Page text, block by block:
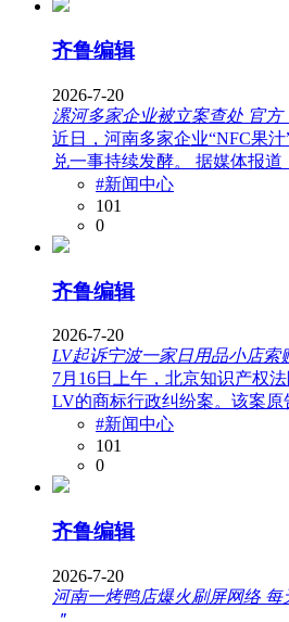
齐鲁编辑
2026-7-20
漯河多家企业被立案查处 官
近日，河南多家企业“NFC果
兑一事持续发酵。 据媒体报道
#新闻中心
101
0
齐鲁编辑
2026-7-20
LV起诉宁波一家日用品小店索
7月16日上午，北京知识产权
LV的商标行政纠纷案。该案原
#新闻中心
101
0
齐鲁编辑
2026-7-20
河南一烤鸭店爆火刷屏网络